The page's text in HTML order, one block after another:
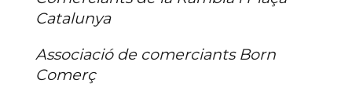
Catalunya
Associació de comerciants Born
Comerç